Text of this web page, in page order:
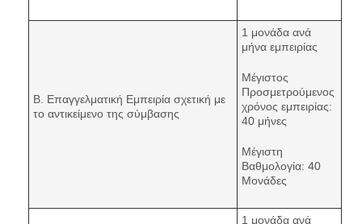
Β. Επαγγελματική Εμπειρία σχετική με
το αντικείμενο της σύμβασης
1 μονάδα ανά
μήνα εμπειρίας
Μέγιστος
Προσμετρούμενος
χρόνος εμπειρίας:
40 μήνες
Μέγιστη
Βαθμολογία: 40
Μονάδες
1 μονάδα ανά